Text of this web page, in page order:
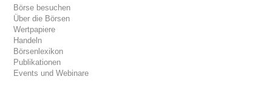
Börse besuchen
Über die Börsen
Wertpapiere
Handeln
Börsenlexikon
Publikationen
Events und Webinare